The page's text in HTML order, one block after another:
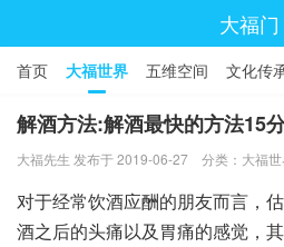
大福门
首页 大福世界 五维空间 文化传
解酒方法:解酒最快的方法15
大福先生 发布于 2019-06-27 分类： 大福
对于经常饮酒应酬的朋友而言，
酒之后的头痛以及胃痛的感觉，